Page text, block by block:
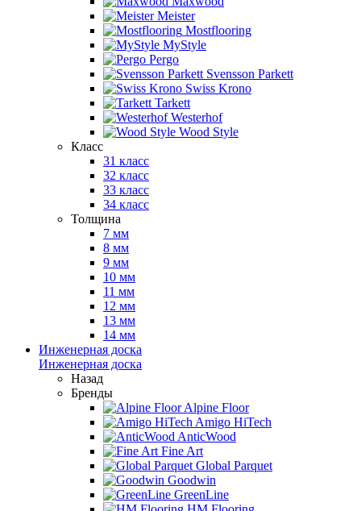
Meister
Mostflooring
MyStyle
Pergo
Svensson Parkett
Swiss Krono
Tarkett
Westerhof
Wood Style
Класс
31 класс
32 класс
33 класс
34 класс
Толщина
7 мм
8 мм
9 мм
10 мм
11 мм
12 мм
13 мм
14 мм
Инженерная доска
Инженерная доска
Назад
Бренды
Alpine Floor
Amigo HiTech
AnticWood
Fine Art
Global Parquet
Goodwin
GreenLine